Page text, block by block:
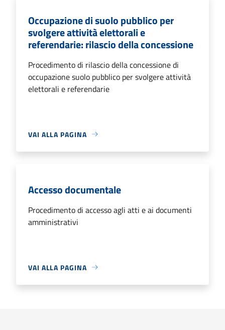
Occupazione di suolo pubblico per
svolgere attività elettorali e
referendarie: rilascio della concessione
Procedimento di rilascio della concessione di
occupazione suolo pubblico per svolgere attività
elettorali e referendarie
VAI ALLA PAGINA
Accesso documentale
Procedimento di accesso agli atti e ai documenti
amministrativi
VAI ALLA PAGINA